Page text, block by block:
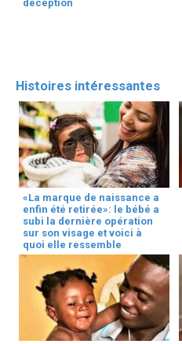
déception
Histoires intéressantes
«La marque de naissance a
enfin été retirée»: le bébé a
subi la dernière opération
sur son visage et voici à
quoi elle ressemble